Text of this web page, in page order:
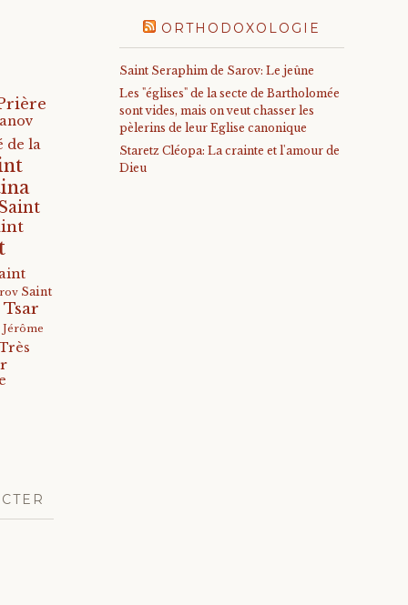
de la
Saint
Jérôme
ORTHODOXOLOGIE
Saint Seraphim de Sarov: Le jeûne
Les "églises" de la secte de Bartholomée
sont vides, mais on veut chasser les
pèlerins de leur Eglise canonique
Staretz Cléopa: La crainte et l'amour de
Dieu